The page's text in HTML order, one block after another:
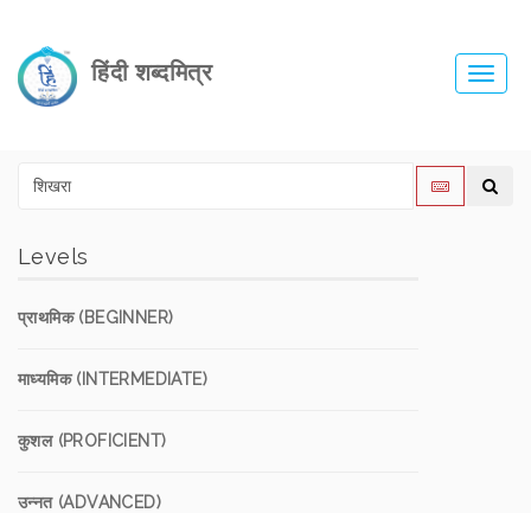
हिंदी शब्दमित्र
Levels
प्राथमिक (BEGINNER)
माध्यमिक (INTERMEDIATE)
कुशल (PROFICIENT)
उन्नत (ADVANCED)